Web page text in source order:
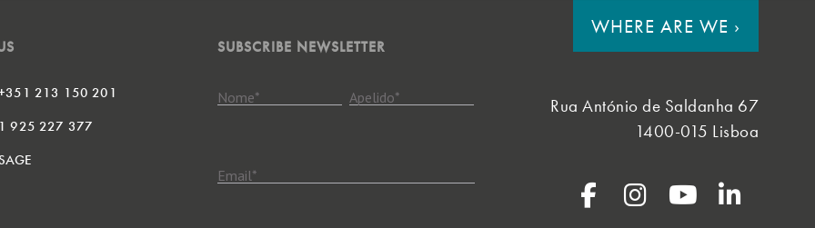
213 150 201
925 227 377
SUBSCRIBE NEWSLETTER
Nome* Apelido*
Email*
WHERE ARE WE ›
Rua António de Saldanha 67
1400-015 Lisboa